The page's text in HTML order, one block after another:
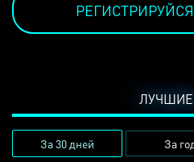
РЕГИСТРИРУЙСЯ
За 30 дней За